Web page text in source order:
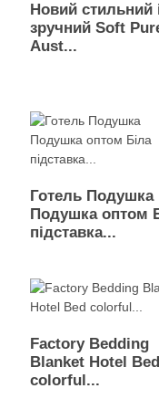
Новий стильний
зручний Soft
Aust...
Готель Подушка
Подушка оптом
підставка...
Factory Bedding
Blanket Hotel Bed
colorful...